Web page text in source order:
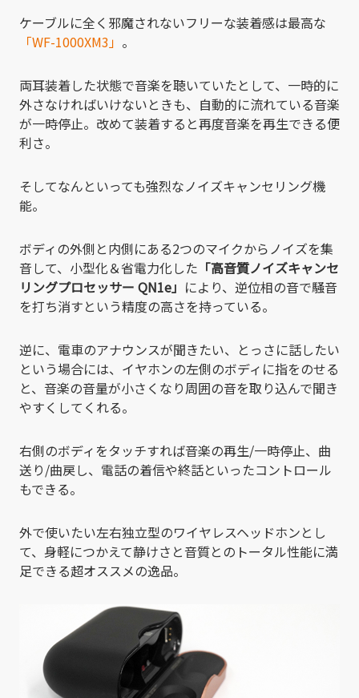
ケーブルに全く邪魔されないフリーな装着感は最高な
「WF-1000XM3」 。
両耳装着した状態で音楽を聴いていたとして、一時的に
外さなければいけないときも、自動的に流れている音楽
が一時停止。改めて装着すると再度音楽を再生できる便
利さ。
そしてなんといっても強烈なノイズキャンセリング機
能。
ボディの外側と内側にある2つのマイクからノイズを集
音して、小型化＆省電力化した 「高音質ノイズキャンセ
リングプロセッサー QN1e」 により、逆位相の音で騒音
を打ち消すという精度の高さを持っている。
逆に、電車のアナウンスが聞きたい、とっさに話したい
という場合には、イヤホンの左側のボディに指をのせる
と、音楽の音量が小さくなり周囲の音を取り込んで聞き
やすくしてくれる。
右側のボディをタッチすれば音楽の再生/一時停止、曲
送り/曲戻し、電話の着信や終話といったコントロール
もできる。
外で使いたい左右独立型のワイヤレスヘッドホンとし
て、身軽につかえて静けさと音質とのトータル性能に満
足できる超オススメの逸品。